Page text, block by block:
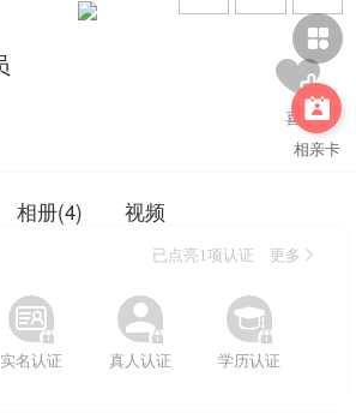


相亲卡
相册(4) 视频
已点亮1项认证 更多


实名认证


真人认证


学历认证